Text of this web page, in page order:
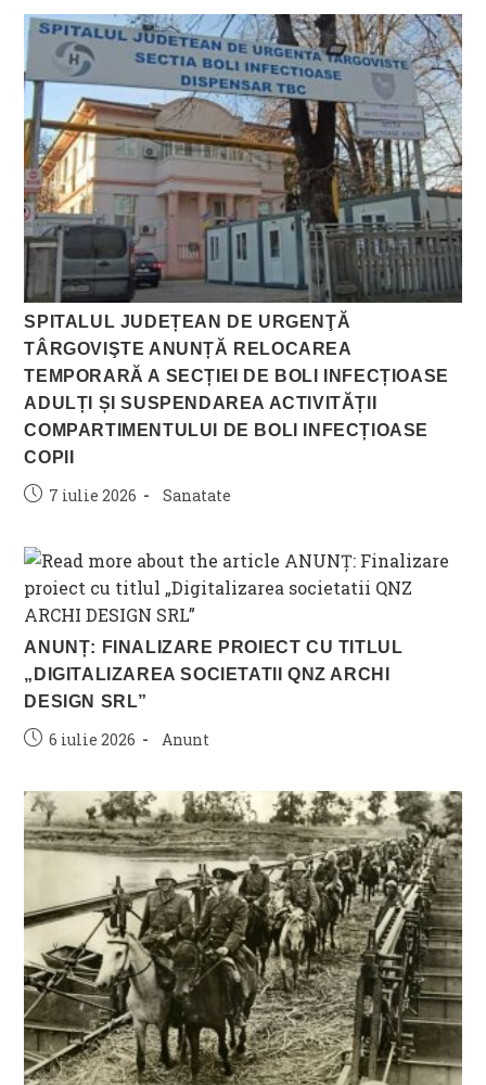
SPITALUL JUDEȚEAN DE URGENŢĂ
TÂRGOVIŞTE ANUNȚĂ RELOCAREA
TEMPORARĂ A SECȚIEI DE BOLI INFECȚIOASE
ADULȚI ȘI SUSPENDAREA ACTIVITĂȚII
COMPARTIMENTULUI DE BOLI INFECȚIOASE
COPII
Post7 iulie 2026
Post
Sanatate
ANUNȚ: FINALIZARE PROIECT CU TITLUL
„DIGITALIZAREA SOCIETATII QNZ ARCHI
DESIGN SRL”
Post6 iulie 2026
Post
Anunt